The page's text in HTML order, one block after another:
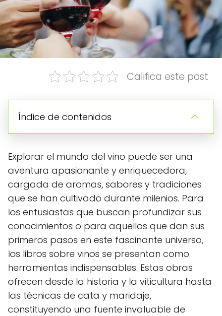
Califica este post
Índice de contenidos
Explorar el mundo del vino puede ser una
aventura apasionante y enriquecedora,
cargada de aromas, sabores y tradiciones
que se han cultivado durante milenios. Para
los entusiastas que buscan profundizar sus
conocimientos o para aquellos que dan sus
primeros pasos en este fascinante universo,
los libros sobre vinos se presentan como
herramientas indispensables. Estas obras
ofrecen desde la historia y la viticultura hasta
las técnicas de cata y maridaje,
constituyendo una fuente invaluable de